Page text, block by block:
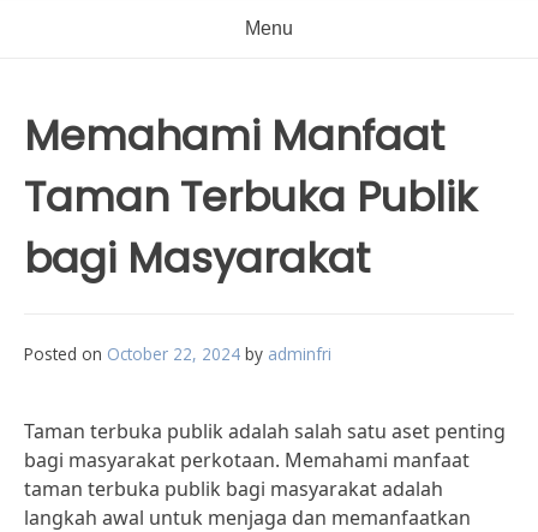
Menu
Memahami Manfaat
Taman Terbuka Publik
bagi Masyarakat
Posted on October 22, 2024 by adminfri
Taman terbuka publik adalah salah satu aset penting
bagi masyarakat perkotaan. Memahami manfaat
taman terbuka publik bagi masyarakat adalah
langkah awal untuk menjaga dan memanfaatkan